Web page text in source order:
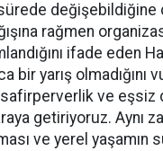
sürede
rağmen
ifade eden
bir yarış olmadığını
ve eşsiz
getiriyoruz. Aynı
ve yerel yaşamın